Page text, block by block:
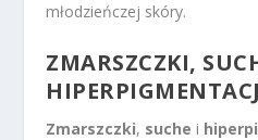
młodzieńczej skóry.
ZMARSZCZKI,
Zmarszczki, suche i